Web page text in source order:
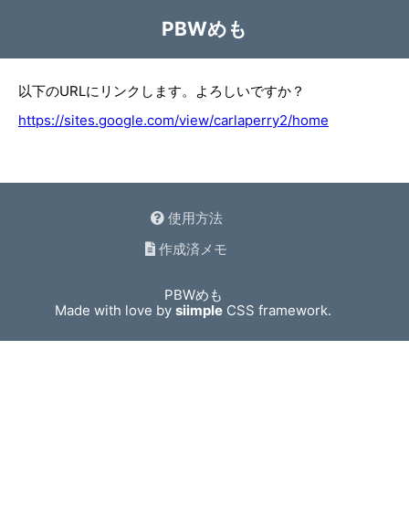
PBWめも
以下のURLにリンクします。よろしいですか？
https://sites.google.com/view/carlaperry2/home
使用方法
作成済メモ
PBWめも
Made with love bysiimple CSS framework.